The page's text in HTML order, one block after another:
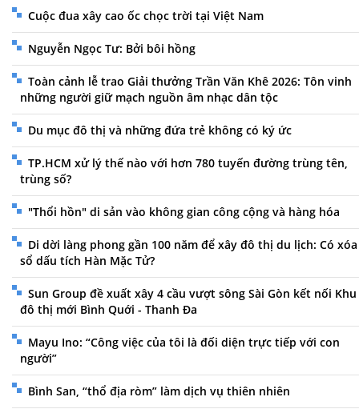
Cuộc đua xây cao ốc chọc trời tại Việt Nam
Nguyễn Ngọc Tư: Bởi bôi hồng
Toàn cảnh lễ trao Giải thưởng Trần Văn Khê 2026: Tôn vinh
những người giữ mạch nguồn âm nhạc dân tộc
Du mục đô thị và những đứa trẻ không có ký ức
TP.HCM xử lý thế nào với hơn 780 tuyến đường trùng tên,
trùng số?
"Thổi hồn" di sản vào không gian công cộng và hàng hóa
Di dời làng phong gần 100 năm để xây đô thị du lịch: Có xóa
sổ dấu tích Hàn Mặc Tử?
Sun Group đề xuất xây 4 cầu vượt sông Sài Gòn kết nối Khu
đô thị mới Bình Quới - Thanh Đa
Mayu Ino: “Công việc của tôi là đối diện trực tiếp với con
người”
Bình San, “thổ địa ròm” làm dịch vụ thiên nhiên